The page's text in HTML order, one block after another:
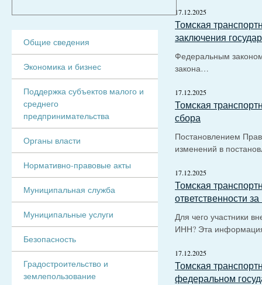
17.12.2025
Томская
заключения
Федеральным
закона…
17.12.2025
Томская
сбора
Постановлением
изменений в
17.12.2025
Томская
ответственности
Для чего участники
ИНН? Эта
17.12.2025
Томская
федеральном
Общие сведения
Экономика и бизнес
Поддержка субъектов малого и
среднего
предпринимательства
Органы власти
Нормативно-правовые акты
Муниципальная служба
Муниципальные услуги
Безопасность
Градостроительство и
землепользование